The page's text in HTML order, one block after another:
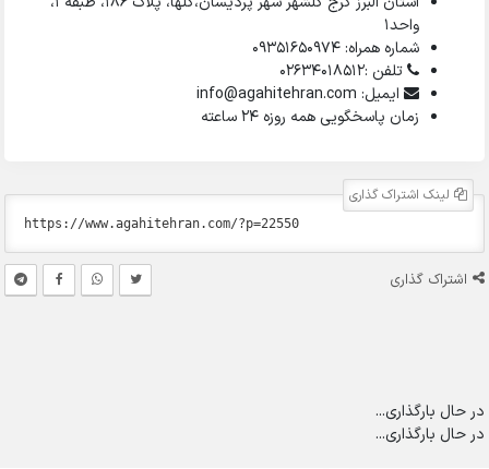
واحد1
شماره همراه: 09351650974
تلفن :02634018512
ایمیل: info@agahitehran.com
زمان پاسخگویی همه روزه 24 ساعته
لینک اشتراک گذاری
اشتراک گذاری
در حال بارگذاری...
در حال بارگذاری...